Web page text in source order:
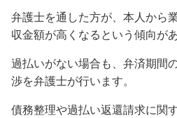
弁護士を通した方が、本人から
収金額が高くなるという傾向があ
過払いがない場合も、弁済期間
渉を弁護士が行います。
債務整理や過払い返還請求に関